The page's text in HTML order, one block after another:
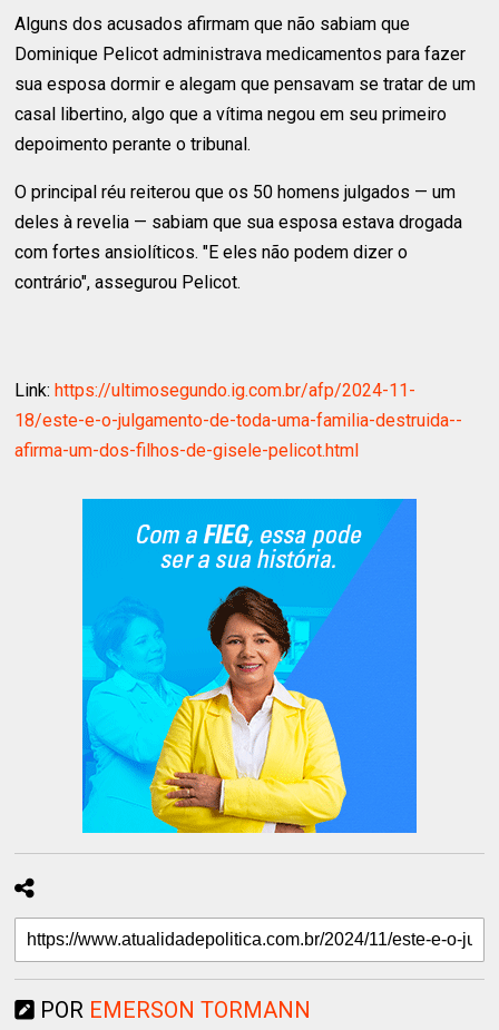
Alguns dos acusados afirmam que não sabiam que
Dominique Pelicot administrava medicamentos para fazer
sua esposa dormir e alegam que pensavam se tratar de um
casal libertino, algo que a vítima negou em seu primeiro
depoimento perante o tribunal.
O principal réu reiterou que os 50 homens julgados — um
deles à revelia — sabiam que sua esposa estava drogada
com fortes ansiolíticos. "E eles não podem dizer o
contrário", assegurou Pelicot.
Link:https://ultimosegundo.ig.com.br/afp/2024-11-
18/este-e-o-julgamento-de-toda-uma-familia-destruida--
afirma-um-dos-filhos-de-gisele-pelicot.html
POR EMERSON TORMANN